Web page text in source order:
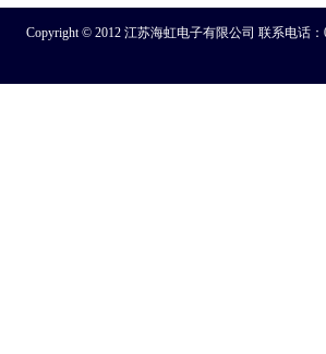
Copyright © 2012 江苏海虹电子有限公司 联系电话：